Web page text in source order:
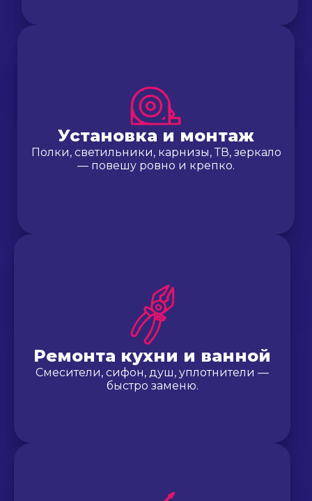
Установка и монтаж
Полки, светильники, карнизы, ТВ, зеркало
— повешу ровно и крепко.
Ремонта кухни и ванной
Смесители, сифон, душ, уплотнители —
быстро заменю.